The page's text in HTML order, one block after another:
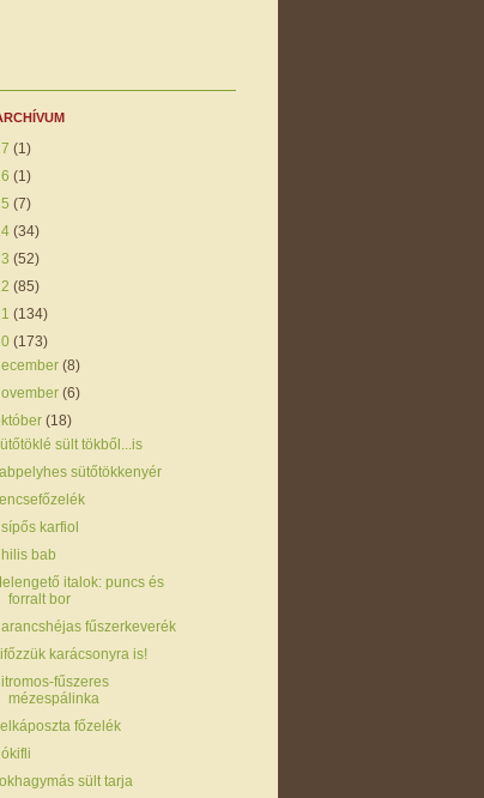
(1)
(1)
(7)
(34)
(52)
(85)
(134)
(173)
(8)
(6)
(18)
sült tökből...is
sütőtökkenyér
karfiol
bab
italok: puncs és
forralt bor
fűszerkeverék
karácsonyra is!
fűszeres
mézespálinka
főzelék
sült tarja